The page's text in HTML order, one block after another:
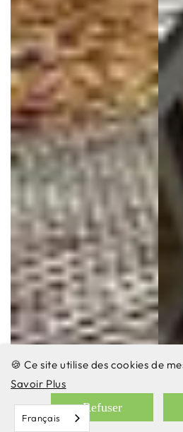
🍪 Ce site utilise des cookies de
Savoir Plus
Refuser
Français